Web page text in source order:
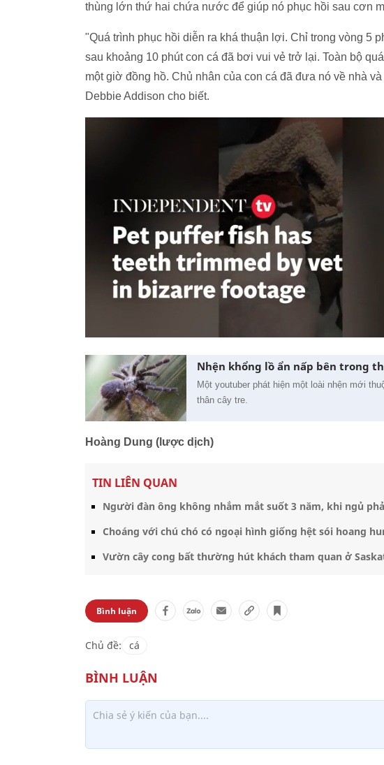
thùng lớn thứ hai chứa nước để giúp nó phục hồi sau cơn
"Quá trình phục hồi diễn ra khá thuận lợi. Chỉ trong vòng 5
sau khoảng 10 phút con cá đã bơi vui vẻ trở lại. Toàn bộ
một giờ đồng hồ. Chủ nhân của con cá đã đưa nó về nhà
Debbie Addison cho biết.
Nhện khổng lồ ẩn nấp bên trong
Một youtuber phát hiện một loài nhện mới
thân cây tre.
Hoàng Dung (lược dịch)
TIN LIÊN QUAN
Người đàn ông không nhắm mắt suốt 3 năm, khi ngủ
Choáng với chú chó có ngoại hình giống hệt sói hoang
Vườn cây cong bất thường hút khách tham quan ở
Bình luận
Chủ đề: cá